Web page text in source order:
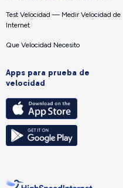
Test Velocidad — Medir Velocidad de
Internet
Que Velocidad Necesito
Apps para prueba de
velocidad